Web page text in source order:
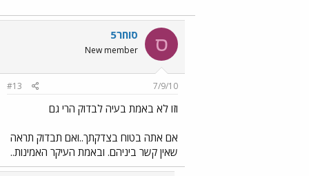
ס סוחר5
New member
7/9/10
#13
וזו לא באמת בעיה לבדוק הרי גם
אם אתה בטוח בצדקתך..ואם תבדוק תראה
שאין קשר ביניהם. ובאמת העיקר האמינות..